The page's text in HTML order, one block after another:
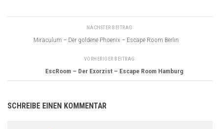
NÄCHSTER BEITRAG
Miraculum – Der goldene Phoenix – Escape Room Berlin
VORHERIGER BEITRAG
EscRoom – Der Exorzist – Escape Room Hamburg
SCHREIBE EINEN KOMMENTAR